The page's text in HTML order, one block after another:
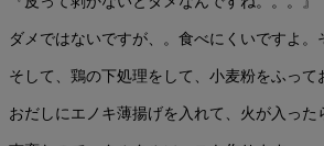
ダメではないですが、。食べにくいですよ。
そして、鶏の下処理をして、小麦粉をふって
おだしにエノキ薄揚げを入れて、火が入った